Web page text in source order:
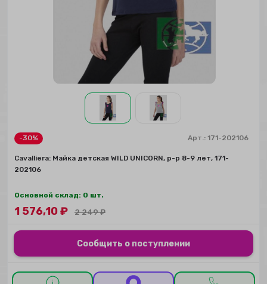
-30% Арт.:171-202106
Сavalliera: Майка детская WILD UNICORN, р-р 8-9 лет, 171-
202106
Основной склад: 0 шт.
1 576,10₽ 2 249₽
Сообщить о поступлении